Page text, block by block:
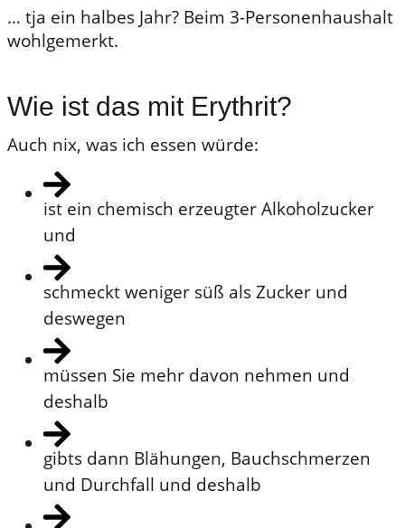
… tja ein halbes Jahr? Beim 3-Personenhaushalt
wohlgemerkt.
Wie ist das mit Erythrit?
Auch nix, was ich essen würde:
ist ein chemisch erzeugter Alkoholzucker
und
schmeckt weniger süß als Zucker und
deswegen
müssen Sie mehr davon nehmen und
deshalb
gibts dann Blähungen, Bauchschmerzen
und Durchfall und deshalb